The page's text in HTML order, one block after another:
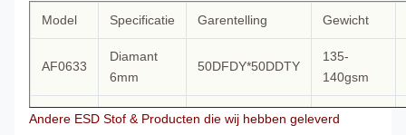
Model Specificatie Garentelling Gewicht
AF0633
Diamant
6mm
50DFDY*50DDTY
135-
140gsm
AF0632
Diamant
50DFDY*50DDTY
135-
Andere ESD Stof & Producten die wij hebben geleverd